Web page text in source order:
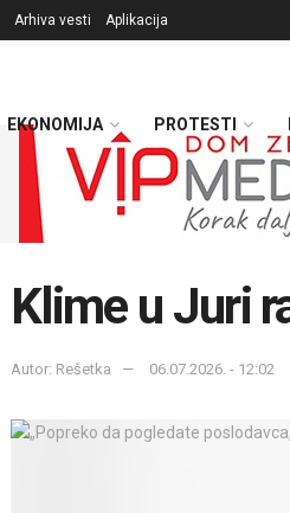
Arhiva vesti Aplikacija
EKONOMIJA PROTESTI
Klime u Juri
Autor: Rešetka 06.07.2026. - 12:02